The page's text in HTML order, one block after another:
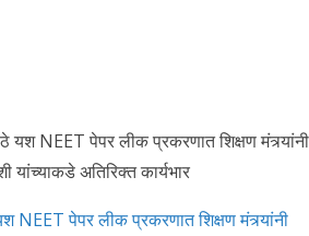
यश NEET पेपर लीक प्रकरणात शिक्षण मंत्र्यांनी